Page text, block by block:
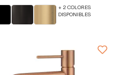
+ 2 COLORES
DISPONIBLES